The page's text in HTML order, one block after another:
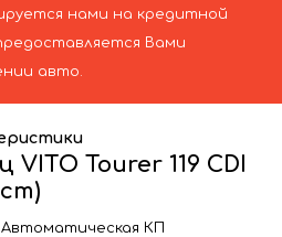
нами на кредитной
Вами
авто.
Tourer 119 CDI
Автоматическая КП